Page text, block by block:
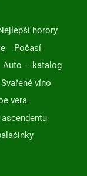
horory
Počasí
Auto – katalog
Svařené víno
vera